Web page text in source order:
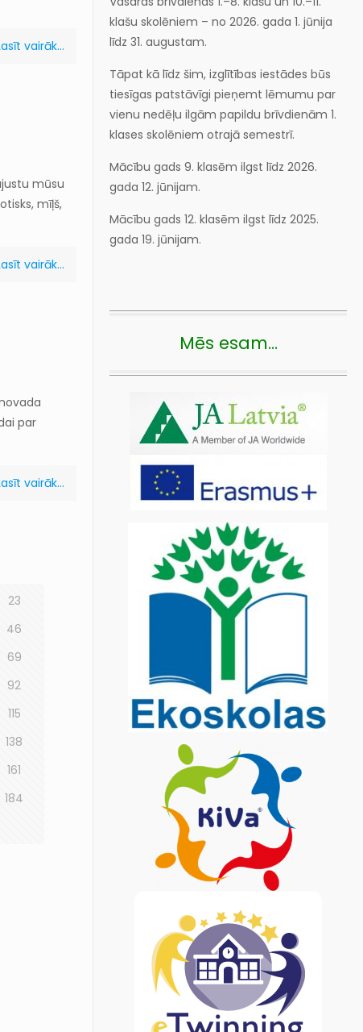
vairāk...
mūsu
mīļš,
vairāk...
par
vairāk...
23
46
69
92
115
138
161
184
klašu skolēniem – no 2026. gada 1. jūnija
līdz 31. augustam.
Tāpat kā līdz šim, izglītības iestādes būs
tiesīgas patstāvīgi pieņemt lēmumu par
vienu nedēļu ilgām papildu brīvdienām 1.
klases skolēniem otrajā semestrī.
Mācību gads 9. klasēm ilgst līdz 2026.
gada 12. jūnijam.
Mācību gads 12. klasēm ilgst līdz 2025.
gada 19. jūnijam.
Mēs esam…